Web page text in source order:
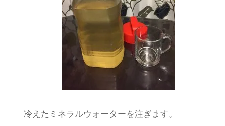
冷えたミネラルウォーターを注ぎます。